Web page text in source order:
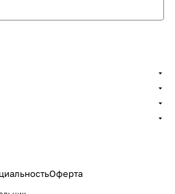
Оферта